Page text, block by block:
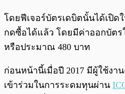
โดยฟีเจอร์บัตรเดบิตนั้นได้เปิด
กดซื้อได้แล้ว โดยมีค่าออกบัตร
หรือประมาณ 480 บาท
ก่อนหน้านี้เมื่อปี 2017 มีผู้ใช้งา
เข้าร่วมในการระดมทุนผ่าน